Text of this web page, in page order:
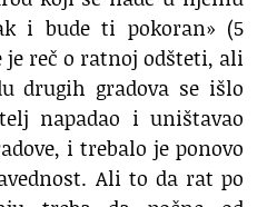
i bude ti pokoran» (5
je reč o ratnoj odšteti, ali
drugih gradova se išlo
napadao i uništavao
i trebalo je ponovo
Ali to da rat po